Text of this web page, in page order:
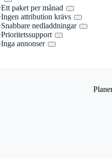
Ett paket per månad
Ingen attribution krävs
Snabbare nedladdningar
Prioritetssupport
Inga annonser